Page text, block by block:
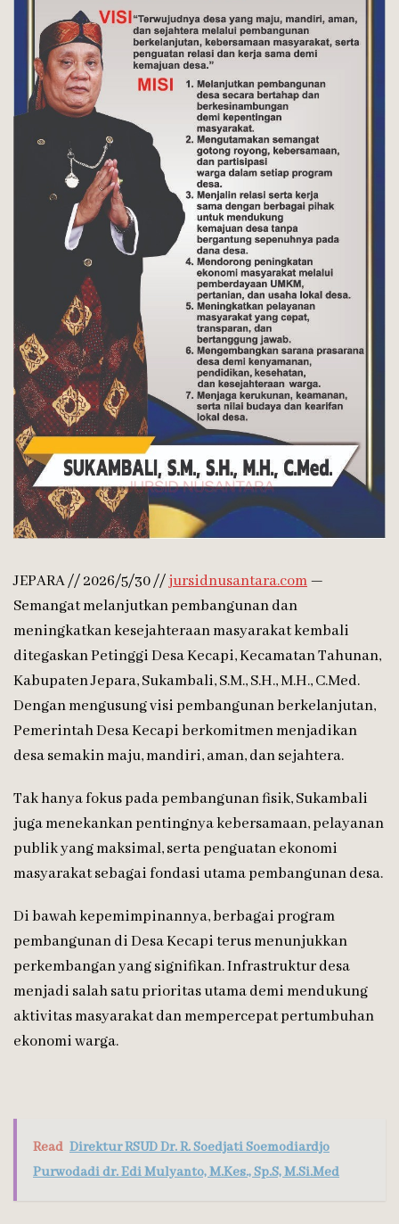
JEPARA // 2026/5/30 //jursidnusantara.com—
Semangat melanjutkan pembangunan dan
meningkatkan kesejahteraan masyarakat kembali
ditegaskan Petinggi Desa Kecapi, Kecamatan Tahunan,
Kabupaten Jepara, Sukambali, S.M., S.H., M.H., C.Med.
Dengan mengusung visi pembangunan berkelanjutan,
Pemerintah Desa Kecapi berkomitmen menjadikan
desa semakin maju, mandiri, aman, dan sejahtera.
Tak hanya fokus pada pembangunan fisik, Sukambali
juga menekankan pentingnya kebersamaan, pelayanan
publik yang maksimal, serta penguatan ekonomi
masyarakat sebagai fondasi utama pembangunan desa.
Di bawah kepemimpinannya, berbagai program
pembangunan di Desa Kecapi terus menunjukkan
perkembangan yang signifikan. Infrastruktur desa
menjadi salah satu prioritas utama demi mendukung
aktivitas masyarakat dan mempercepat pertumbuhan
ekonomi warga.
Read Direktur RSUD Dr. R. Soedjati Soemodiardjo
Purwodadi dr. Edi Mulyanto, M.Kes., Sp.S, M.Si.Med